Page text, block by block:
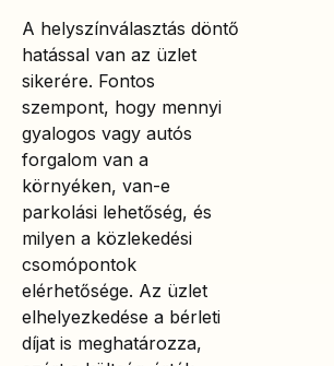
A helyszínválasztás döntő
hatással van az üzlet
sikerére. Fontos
szempont, hogy mennyi
gyalogos vagy autós
forgalom van a
környéken, van-e
parkolási lehetőség, és
milyen a közlekedési
csomópontok
elérhetősége. Az üzlet
elhelyezkedése a bérleti
díjat is meghatározza,